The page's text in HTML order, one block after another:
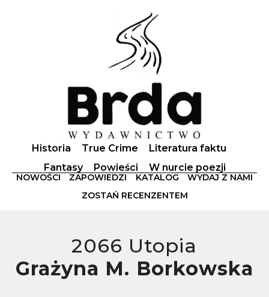
Historia True Crime
Literatura faktu
Fantasy
Powieści W nurcie poezji
NOWOŚCI ZAPOWIEDZI KATALOG
WYDAJ Z NAMI
ZOSTAŃ RECENZENTEM
2066 Utopia
Grażyna M. Borkowska